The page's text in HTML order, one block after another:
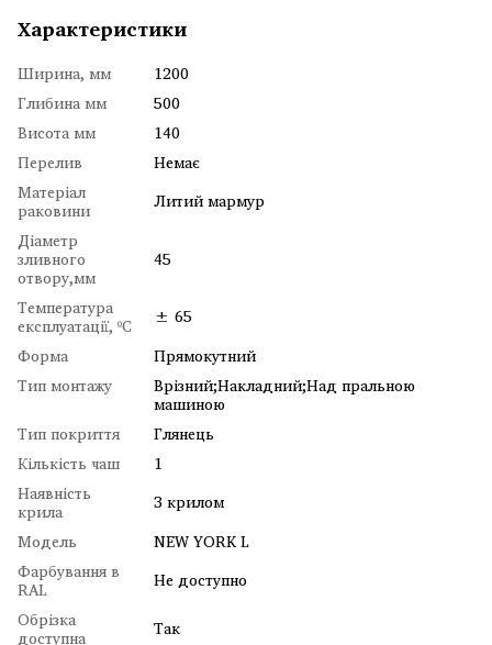
Характеристики
Ширина, мм
1200
Глибина мм
500
Висота мм
140
Перелив
Немає
Матеріал
раковини
Литий мармур
Діаметр
зливного
отвору,мм
45
Температура
експлуатації, ºC
± 65
Форма
Прямокутний
Тип монтажу
Врізний;Накладний;Над пральною
машиною
Тип покриття
Глянець
Кількість чаш
1
Наявність
крила
З крилом
Модель
NEW YORK L
Фарбування в
RAL
Не доступно
Обрізка
доступна Так